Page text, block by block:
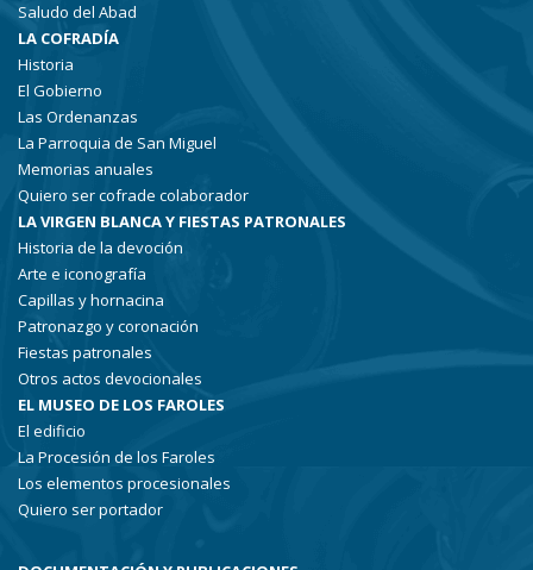
Saludo del Abad
LA COFRADÍA
Historia
El Gobierno
Las Ordenanzas
La Parroquia de San Miguel
Memorias anuales
Quiero ser cofrade colaborador
LA VIRGEN BLANCA Y FIESTAS PATRONALES
Historia de la devoción
Arte e iconografía
Capillas y hornacina
Patronazgo y coronación
Fiestas patronales
Otros actos devocionales
EL MUSEO DE LOS FAROLES
El edificio
La Procesión de los Faroles
Los elementos procesionales
Quiero ser portador